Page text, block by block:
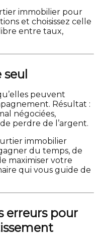
immobilier pour
et choisissez celle
entre taux,
peuvent
Résultat :
négociées,
perdre de l’argent.
immobilier
du temps, de
maximiser votre
qui vous guide de
erreurs pour